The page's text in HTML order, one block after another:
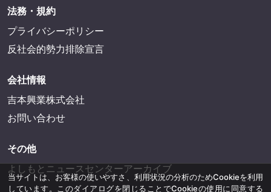
FANY Mall
FANY Commu
法務・規約
プライバシーポリシー
反社会的勢力排除宣言
会社情報
当サイトは、お客様の使いやすさ、利用状況の分析のためCookieを利用
しています。このダイアログを閉じることでCookieの使用に同意する